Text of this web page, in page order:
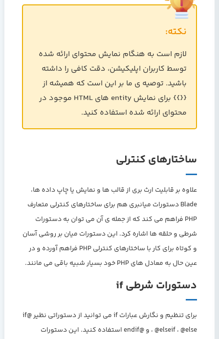
نکته:
لازم است به هنگام نمایش محتوای ارائه شده
توسط کاربران اپلیکیشن، دقت کافی را داشته
باشید. توصیه ی ما بر این است که همیشه از
{{}} برای نمایش entity های HTML موجود در
محتوای ارائه شده استفاده کنید.
ساختارهای کنترلی
علاوه بر قابلیت ارث بری از قالب ها و نمایش یا چاپ داده ها،
Blade دستورات میانبری هم برای ساختارهای کنترلی متعارف
PHP فراهم می کند که از جمله ی آن می توان به دستورات
شرطی و حلقه ها اشاره کرد. این دستورات میان بر روشی آسان
و کوتاه برای کار با ساختارهای کنترلی PHP فراهم آورده و در
عین حال به معادل های PHP خود بسیار شبیه باقی می مانند.
دستورات شرطی if
برای تنظیم و نگارش عبارات if می توانید از دستوراتی نظیر @if
، @elseif ، @else و @endif استفاده کنید. این دستورات